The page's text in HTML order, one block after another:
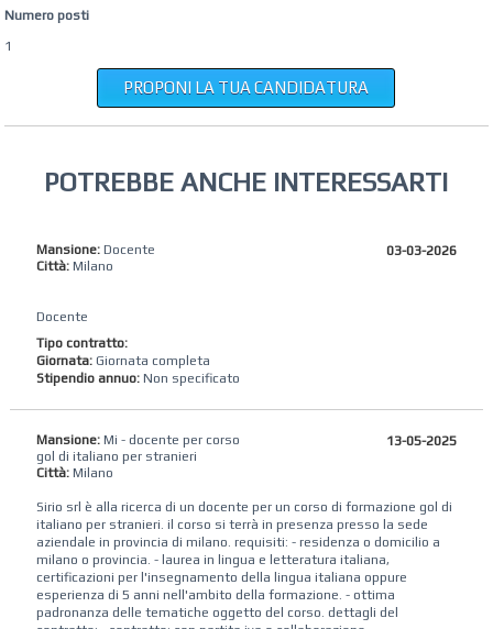
Numero posti
1
PROPONI LA TUA CANDIDATURA
POTREBBE ANCHE INTERESSARTI
Mansione:Docente
Città:Milano
03-03-2026
Docente
Tipo contratto:
Giornata: Giornata completa
Stipendio annuo: Non specificato
Mansione:Mi - docente per corso
gol di italiano per stranieri
Città:Milano
13-05-2025
Sirio srl è alla ricerca di un docente per un corso di formazione gol di
italiano per stranieri. il corso si terrà in presenza presso la sede
aziendale in provincia di milano. requisiti: - residenza o domicilio a
milano o provincia. - laurea in lingua e letteratura italiana,
certificazioni per l'insegnamento della lingua italiana oppure
esperienza di 5 anni nell'ambito della formazione. - ottima
padronanza delle tematiche oggetto del corso. dettagli del